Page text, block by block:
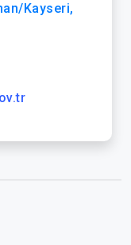
Kayseri,